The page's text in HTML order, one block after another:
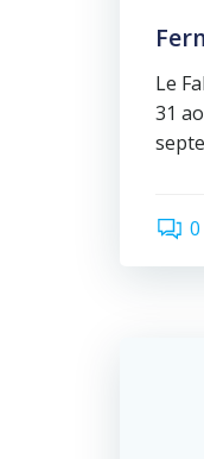
Le
31
0